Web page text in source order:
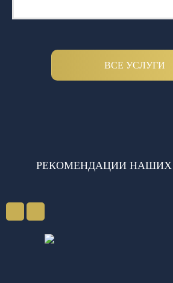
ВСЕ УСЛУГИ
РЕКОМЕНДАЦИИ НАШИХ